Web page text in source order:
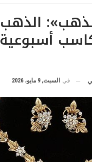
الذهب
أسبوعية
في السبت, 9 مايو، 2026